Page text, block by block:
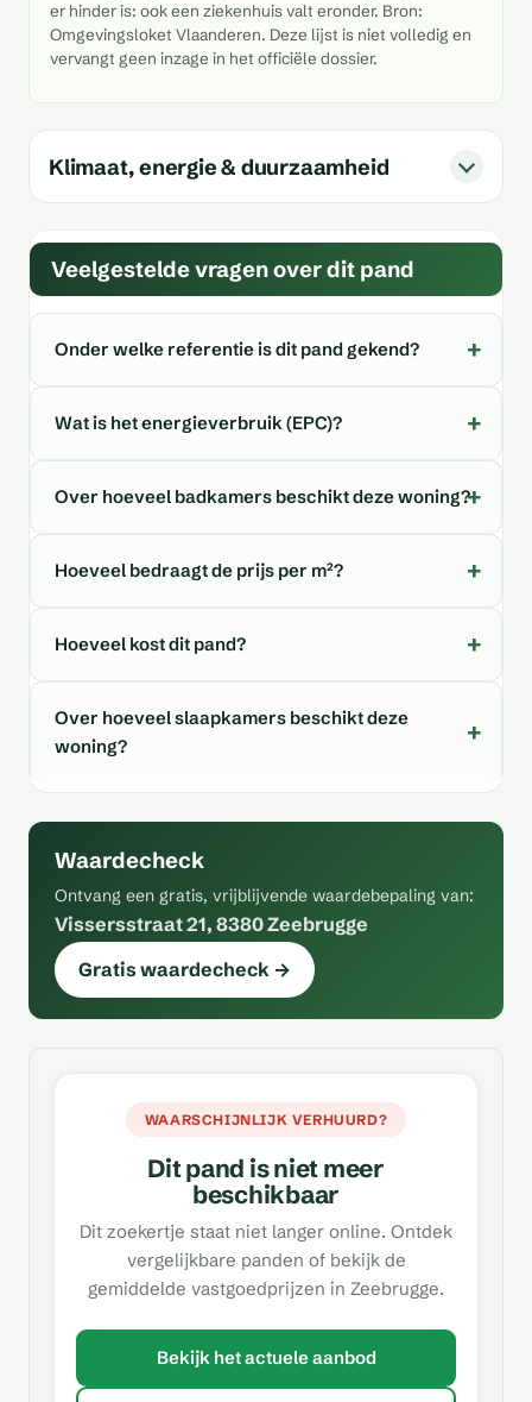
er hinder is: ook een ziekenhuis valt eronder. Bron:
Omgevingsloket Vlaanderen. Deze lijst is niet volledig en
vervangt geen inzage in het officiële dossier.
Klimaat, energie & duurzaamheid
Veelgestelde vragen over dit pand
Onder welke referentie is dit pand gekend?
Wat is het energieverbruik (EPC)?
Over hoeveel badkamers beschikt deze woning?
Hoeveel bedraagt de prijs per m²?
Hoeveel kost dit pand?
Over hoeveel slaapkamers beschikt deze
woning?
Waardecheck
Ontvang een gratis, vrijblijvende waardebepaling van:
Vissersstraat 21, 8380 Zeebrugge
Gratis waardecheck →
WAARSCHIJNLIJK VERHUURD?
Dit pand is niet meer
beschikbaar
Dit zoekertje staat niet langer online. Ontdek
vergelijkbare panden of bekijk de
gemiddelde vastgoedprijzen in Zeebrugge.
Bekijk het actuele aanbod